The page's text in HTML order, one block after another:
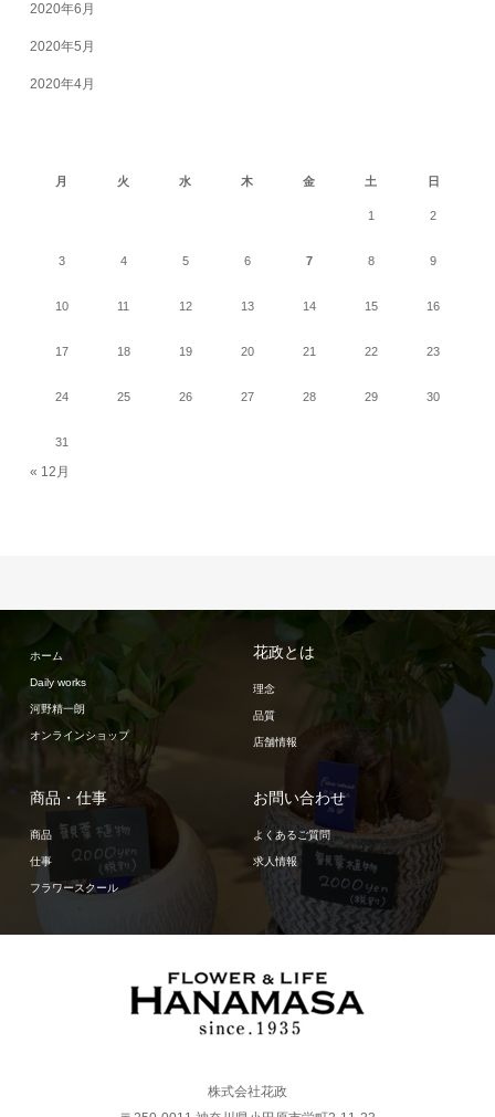
2020年6月
2020年5月
2020年4月
月
火 水 木 金 土 日
1 2
3 4 5 6 7 8 9
10 11 12 13 14 15 16
17 18 19 20 21 22 23
24 25 26 27 28 29 30
31
« 12月
ホーム
Daily works
河野精一朗
オンラインショップ
花政とは
理念
品質
店舗情報
商品・仕事
商品
仕事
フラワースクール
お問い合わせ
よくあるご質問
求人情報
株式会社花政